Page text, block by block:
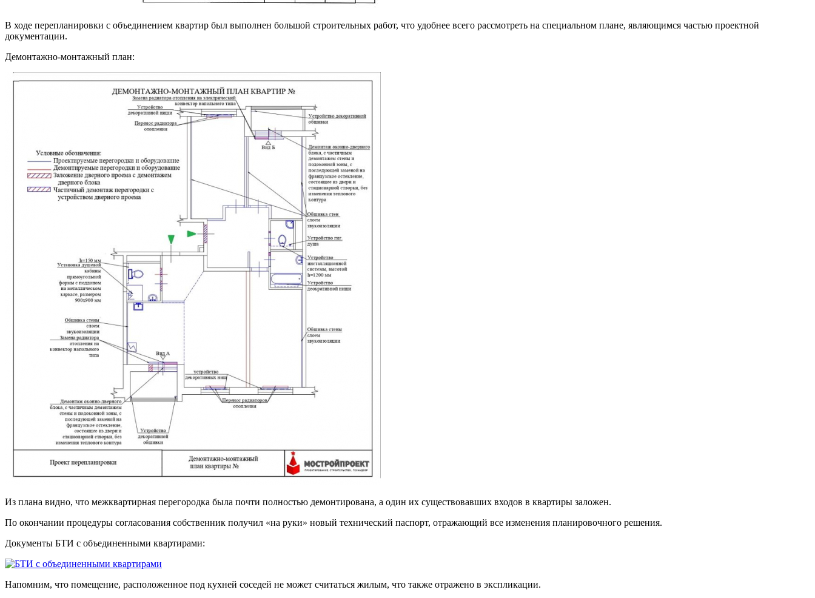
В ходе перепланировки с объединением квартир был выполнен большой строительных работ, что удобнее всего рассмотреть на специальном плане, являющимся частью проектной
документации.
Демонтажно-монтажный план:
Из плана видно, что межквартирная перегородка была почти полностью демонтирована, а один их существовавших входов в квартиры заложен.
По окончании процедуры согласования собственник получил «на руки» новый технический паспорт, отражающий все изменения планировочного решения.
Документы БТИ с объединенными квартирами:
Напомним, что помещение, расположенное под кухней соседей не может считаться жилым, что также отражено в экспликации.